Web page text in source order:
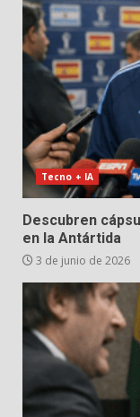
Tecno + IA
Descubren
en la Antártida
3 de junio de 2026